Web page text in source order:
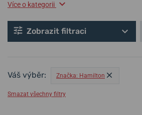
Více o kategorii
Zobrazit filtraci
Váš výběr: Značka: Hamilton
Smazat všechny filtry